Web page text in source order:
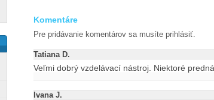
Komentáre
Pre pridávanie komentárov sa musíte prihlásiť.
Tatiana D.
Veľmi dobrý vzdelávací nástroj. Niektoré
Ivana J.